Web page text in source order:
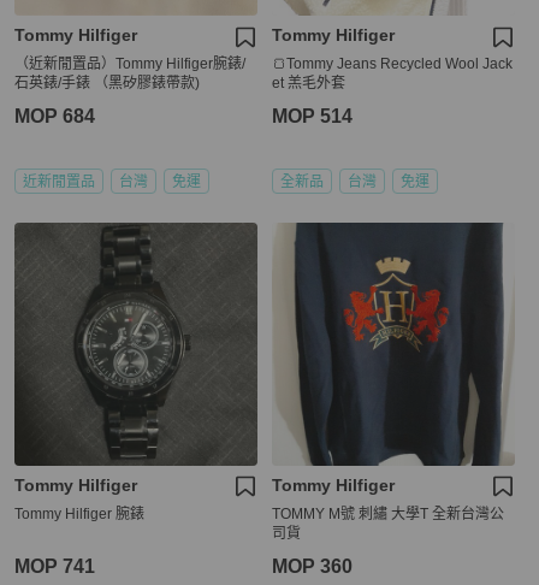
Tommy Hilfiger
（近新閒置品）Tommy Hilfiger腕錶/
石英錶/手錶 （黑矽膠錶帶款)
MOP 684
近新閒置品 台灣 免運
Tommy Hilfiger
🍞Tommy Jeans Recycled Wool Jack
et 羔毛外套
MOP 514
全新品 台灣 免運
Tommy Hilfiger
Tommy Hilfiger 腕錶
MOP 741
Tommy Hilfiger
TOMMY M號 刺繡 大學T 全新台灣公
司貨
MOP 360